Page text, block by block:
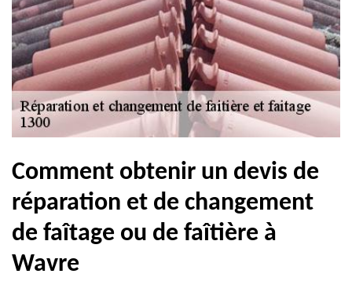
Comment obtenir un devis de
réparation et de changement
de faîtage ou de faîtière à
Wavre